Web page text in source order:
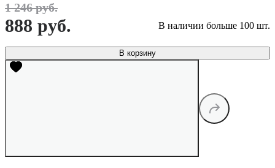
1 246 руб.
888 руб. В наличии больше 100 шт.
В корзину